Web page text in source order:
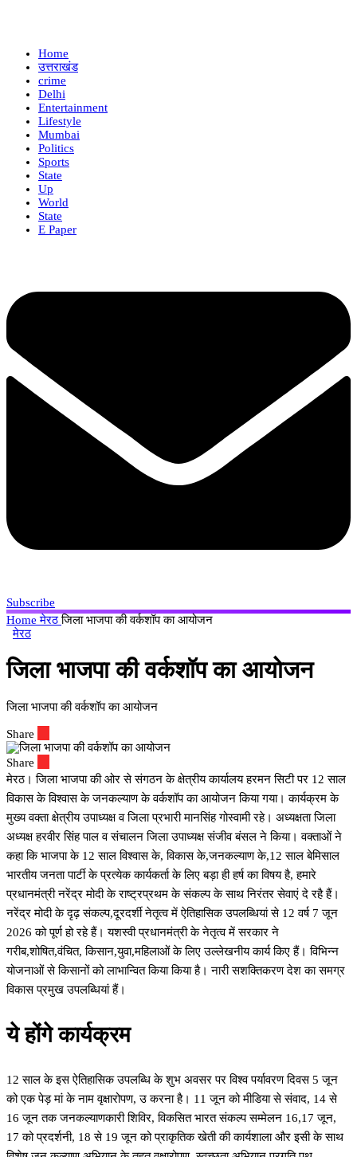
Home
उत्तराखंड
crime
Delhi
Entertainment
Lifestyle
Mumbai
Politics
Sports
State
Up
World
State
E Paper
Subscribe
Homeमेरठजिला भाजपा की वर्कशॉप का आयोजन
मेरठ
जिला भाजपा की वर्कशॉप का आयोजन
जिला भाजपा की वर्कशॉप का आयोजन
Share
Share
मेरठ। जिला भाजपा की ओर से संगठन के क्षेत्रीय कार्यालय हरमन सिटी पर 12 साल
विकास के विश्वास के जनकल्याण के वर्कशॉप का आयोजन किया गया। कार्यक्रम के
मुख्य वक्ता क्षेत्रीय उपाध्यक्ष व जिला प्रभारी मानसिंह गोस्वामी रहे। अध्यक्षता जिला
अध्यक्ष हरवीर सिंह पाल व संचालन जिला उपाध्यक्ष संजीव बंसल ने किया। वक्ताओं ने
कहा कि भाजपा के 12 साल विश्वास के, विकास के,जनकल्याण के,12 साल बेमिसाल
भारतीय जनता पार्टी के प्रत्येक कार्यकर्ता के लिए बड़ा ही हर्ष का विषय है, हमारे
प्रधानमंत्री नरेंद्र मोदी के राष्ट्रप्रथम के संकल्प के साथ निरंतर सेवाएं दे रहै हैं।
नरेंद्र मोदी के दृढ़ संकल्प,दूरदर्शी नेतृत्व में ऐतिहासिक उपलब्धियां से 12 वर्ष 7 जून
2026 को पूर्ण हो रहे हैं। यशस्वी प्रधानमंत्री के नेतृत्व में सरकार ने
गरीब,शोषित,वंचित, किसान,युवा,महिलाओं के लिए उल्लेखनीय कार्य किए हैं। विभिन्न
योजनाओं से किसानों को लाभान्वित किया किया है। नारी सशक्तिकरण देश का समग्र
विकास प्रमुख उपलब्धियां हैं।
ये होंगे कार्यक्रम
12 साल के इस ऐतिहासिक उपलब्धि के शुभ अवसर पर विश्व पर्यावरण दिवस 5 जून
को एक पेड़ मां के नाम वृक्षारोपण, उ करना है। 11 जून को मीडिया से संवाद, 14 से
16 जून तक जनकल्याणकारी शिविर, विकसित भारत संकल्प सम्मेलन 16,17 जून,
17 को प्रदर्शनी, 18 से 19 जून को प्राकृतिक खेती की कार्यशाला और इसी के साथ